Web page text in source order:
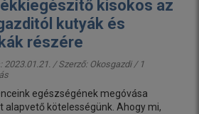
kisokos az
kutyák és
részére
2023.01.21. / Szerző: Okosgazdi / 1
egészségének megóvása
alapvető kötelességünk. Ahogy mi,